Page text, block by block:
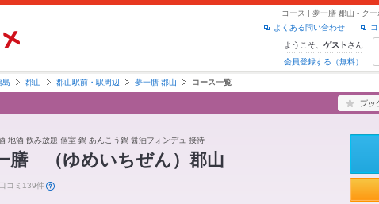
コース | 夢一膳 郡山 - ク
よくある問い合わせ
ようこそ、 ゲスト さん
会員登録する（無料）
島 郡山 郡山駅前・駅周辺 夢一膳 郡山 コース一覧
地酒 飲み放題 個室 鍋 あんこう鍋 醤油フォンデュ 接待
膳 （ゆめいちぜん）郡山
口コミ139件